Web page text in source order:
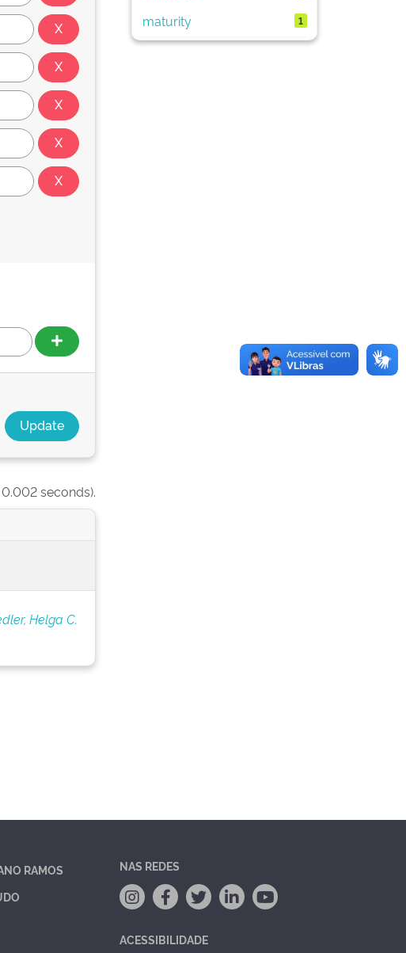
0.002 seconds).
Helga C.
maturity 1
RAMOS
NAS REDES
ACESSIBILIDADE